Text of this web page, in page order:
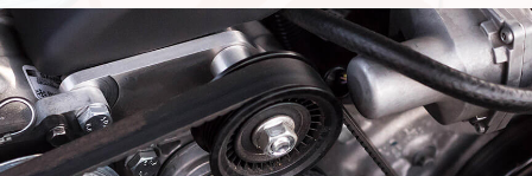
Pełna ochrona ubezpieczeniowa w zakresie wszelkich